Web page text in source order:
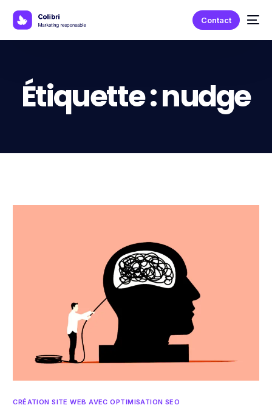
Contact
Étiquette :nudge
CRÉATION SITE WEB AVEC OPTIMISATION SEO